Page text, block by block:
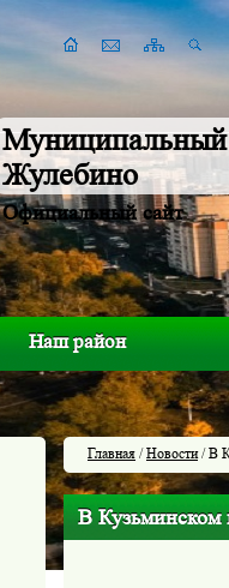
Жулебино
Официальный сайт
Наш район
Главная /Новости/ В
В Кузьминском